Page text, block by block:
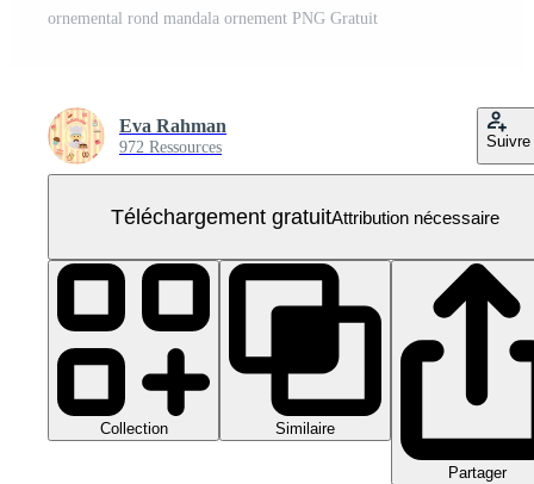
ornemental rond mandala ornement PNG Gratuit
Eva Rahman
972 Ressources Suivre
Téléchargement gratuitAttribution nécessaire
Collection Similaire
Partager